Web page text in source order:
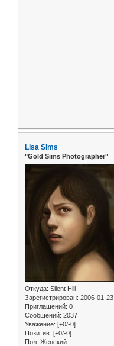
Lisa Sims
"Gold Sims Рhotographer"
Откуда: Silent Hill
Зарегистрирован: 2006-01-23
Приглашений: 0
Сообщений: 2037
Уважение: [+0/-0]
Позитив: [+0/-0]
Пол: Женский